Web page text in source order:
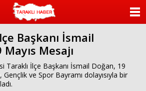
Başkanı İsmail
Mesajı
Taraklı İlçe Başkanı İsmail Doğan, 19
Gençlik ve Spor Bayramı dolayısıyla bir
KATEGORİLER